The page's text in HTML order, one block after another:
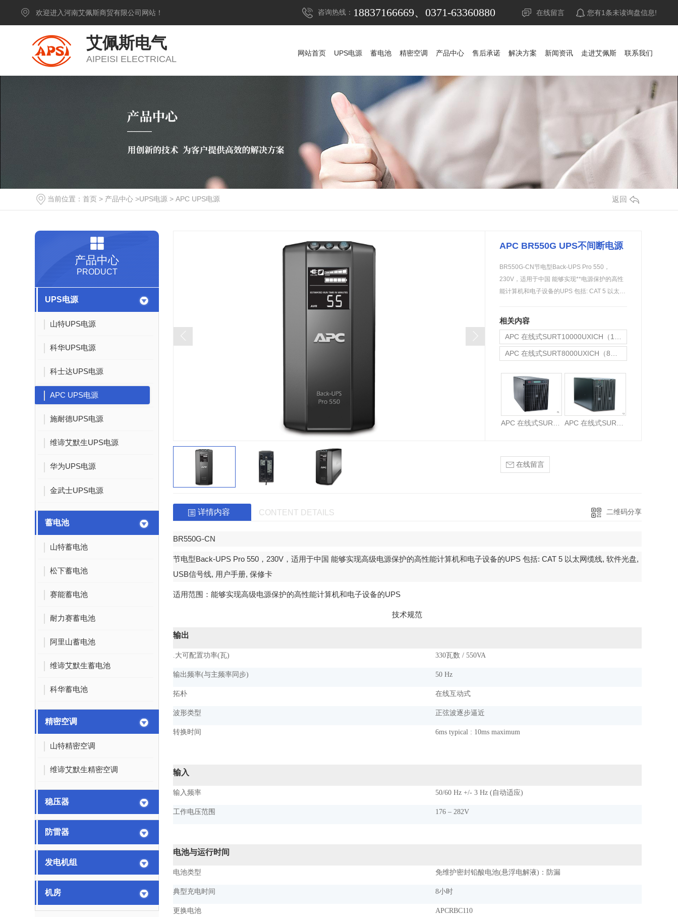
欢迎进入河南艾佩斯商贸有限公司网站！ 咨询热线： 18837166669、0371-63360880 在线留言 您有1条未读询盘信息!
艾佩斯电气
AIPEISI ELECTRICAL
网站首页
网站首页
UPS电源
UPS电源
蓄电池
蓄电池
精密空调
精密空调
产品中心
产品中心
UPS电源 UPS电源
山特UPS电源 山特UPS电源
科士达UPS电源
施耐德UPS电源
蓄电池
耐力赛蓄电池
精密空调
维谛艾默生精密空调 维谛艾默生精密空调
稳压器 稳压器
防雷器
售后承诺
售后承诺
解决方案
解决方案
新闻资讯
新闻资讯
公司新闻 公司新闻
时事聚焦 时事聚焦
其他
走进艾佩斯
走进艾佩斯
联系我们
联系我们
当前位置： 首页 > 产品中心 >UPS电源 > APC UPS电源 返回
产品中心
PRODUCT
UPS电源
山特UPS电源
科华UPS电源
科士达UPS电源
APC UPS电源
施耐德UPS电源
维谛艾默生UPS电源
华为UPS电源
金武士UPS电源
蓄电池
山特蓄电池
松下蓄电池
赛能蓄电池
耐力赛蓄电池
阿里山蓄电池
维谛艾默生蓄电池
科华蓄电池
精密空调
山特精密空调
维谛艾默生精密空调
稳压器
防雷器
发电机组
机房
APC BR550G UPS不间断电源
BR550G-CN节电型Back-UPS Pro 550，
230V，适用于中国 能够实现**电源保护的高性
能计算机和电子设备的UPS 包括: CAT 5 以太网
相关内容
APC 在线式SURT10000UXICH（10KVA）长机
APC 在线式SURT8000UXICH（8KVA）长机
在线留言
详情内容 CONTENT DETAILS 二维码分享
BR550G-CN
节电型Back-UPS Pro 550， 230V，适用于中国 能够实现高级电源保护的高性能计算机和电子设备的UPS 包括: CAT 5 以太网缆线, 软件光盘,
USB信号线, 用户手册, 保修卡
适用范围： 能够实现高级电源保护的高性能计算机和电子设备的UPS
技术规范
输出
.大可配置功率(瓦) 330瓦数 / 550VA
输出频率(与主频率同步) 50 Hz
拓朴 在线互动式
波形类型 正弦波逐步逼近
转换时间 6ms typical : 10ms maximum
输入
输入频率 50/60 Hz +/- 3 Hz (自动适应)
工作电压范围 176 – 282V
电池与运行时间
电池类型 免维护密封铅酸电池(悬浮电解液)：防漏
典型充电时间 8小时
更换电池 APCRBC110